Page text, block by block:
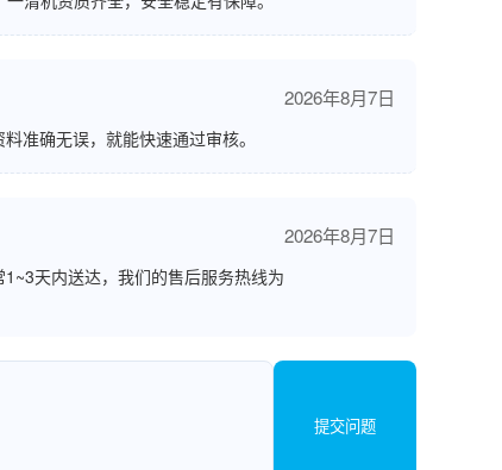
2026年8月7日
准确无误，就能快速通过审核。
2026年8月7日
天内送达，我们的售后服务热线为
提交问题